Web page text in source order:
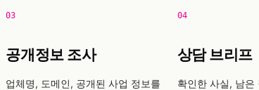
03
공개정보 조사
업체명, 도메인, 공개된 사업 정보를
04
상담 브리프
확인한 사실, 남은